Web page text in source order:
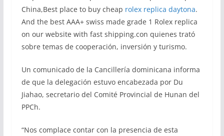
China,Best place to buy cheap rolex replica daytona.
And the best AAA+ swiss made grade 1 Rolex replica
on our website with fast shipping.con quienes trató
sobre temas de cooperación, inversión y turismo.
Un comunicado de la Cancillería dominicana informa
de que la delegación estuvo encabezada por Du
Jiahao, secretario del Comité Provincial de Hunan del
PPCh.
“Nos complace contar con la presencia de esta